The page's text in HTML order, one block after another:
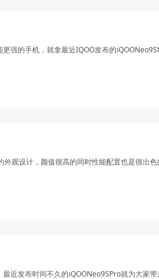
强的手机，就拿最近IQOO发布的
观设计，颜值很高的同时性能配置也是很出
近发布时间不久的iQOONeo9SPro就为大家